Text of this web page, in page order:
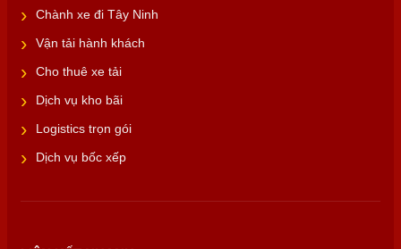
Chành xe đi Tây Ninh
Vận tải hành khách
Cho thuê xe tải
Dịch vụ kho bãi
Logistics trọn gói
Dịch vụ bốc xếp